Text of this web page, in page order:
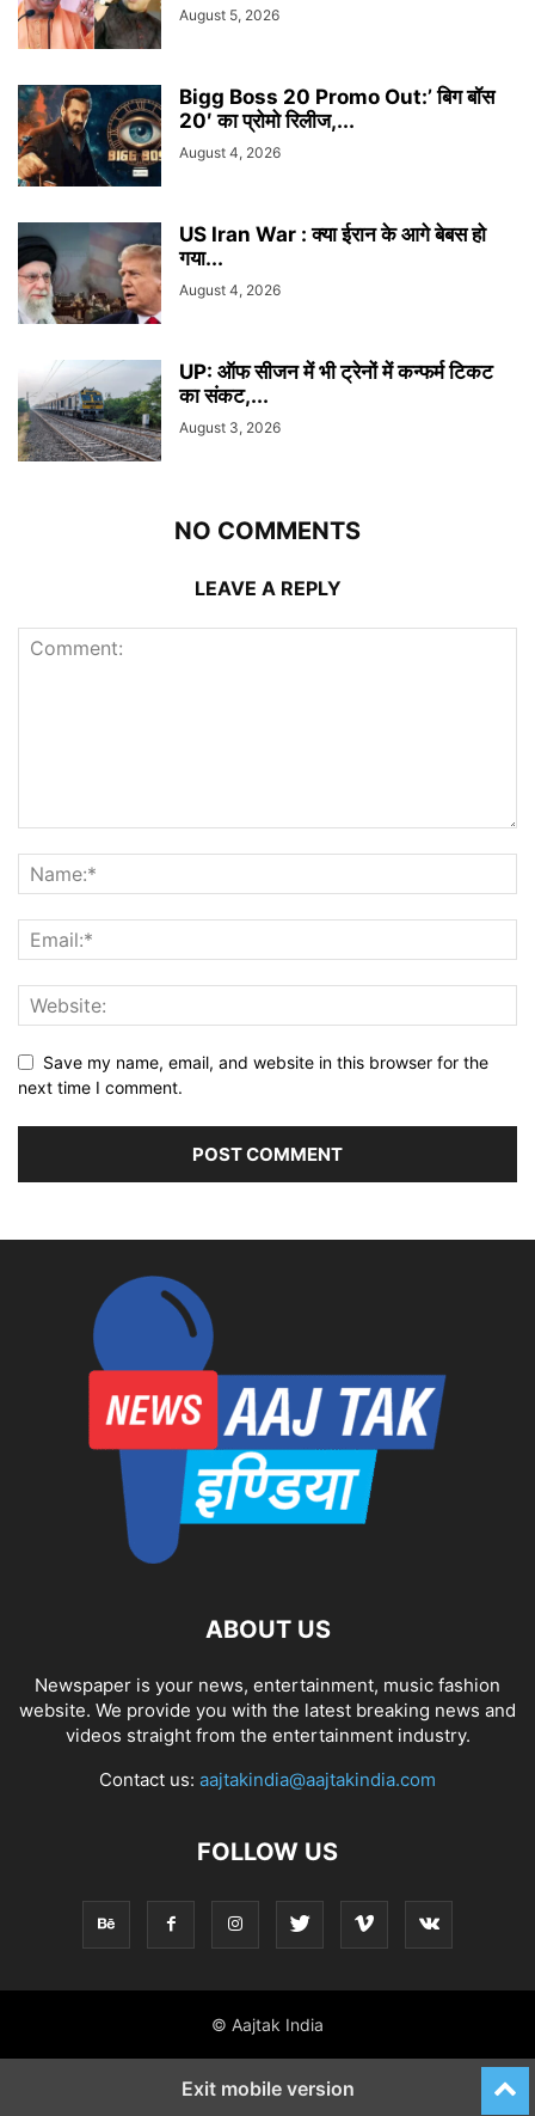
August 5, 2026
Bigg Boss 20 Promo Out:’ बिग बॉस
20′ का प्रोमो रिलीज,...
August 4, 2026
US Iran War : क्या ईरान के आगे बेबस हो
गया...
August 4, 2026
UP: ऑफ सीजन में भी ट्रेनों में कन्फर्म टिकट
का संकट,...
August 3, 2026
NO COMMENTS
LEAVE A REPLY
Save my name, email, and website in this browser for the
next time I comment.
ABOUT US
Newspaper is your news, entertainment, music fashion
website. We provide you with the latest breaking news and
videos straight from the entertainment industry.
Contact us: aajtakindia@aajtakindia.com
FOLLOW US
© Aajtak India
Exit mobile version